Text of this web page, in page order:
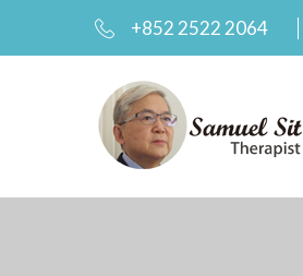
+852 2522 2064